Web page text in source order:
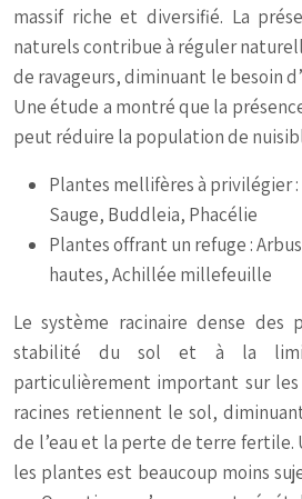
massif riche et diversifié. La
naturels contribue à réguler
de ravageurs, diminuant le besoin
Une étude a montré que la
peut réduire la population de
Plantes mellifères à privilégier
Sauge, Buddleia, Phacélie
Plantes offrant un refuge :
hautes, Achillée millefeuille
Le système racinaire dense des
stabilité du sol et à la
particulièrement important sur
racines retiennent le sol,
de l’eau et la perte de terre fertile.
les plantes est beaucoup moins